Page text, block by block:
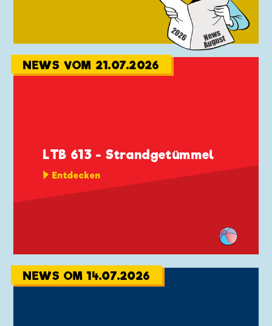
NEWS VOM 21.07.2026
LTB 613 - Strandgetümmel
Entdecken
NEWS OM 14.07.2026